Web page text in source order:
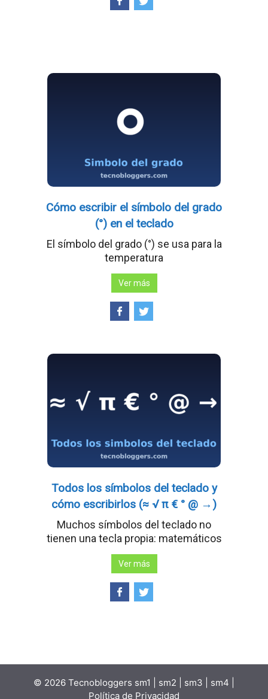
Cómo escribir el símbolo del grado
(°) en el teclado
El símbolo del grado (°) se usa para la
temperatura
Ver más
Todos los símbolos del teclado y
cómo escribirlos (≈ √ π € ° @ →)
Muchos símbolos del teclado no
tienen una tecla propia: matemáticos
Ver más
© 2026 Tecnobloggers sm1 sm2 sm3 sm4
Política de Privacidad